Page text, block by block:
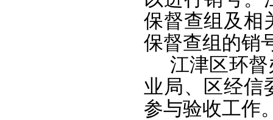
保督查组及相
保督查组的销
江津区环
业局、区经信
参与验收工作